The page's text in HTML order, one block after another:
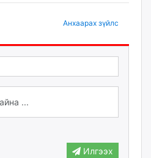
Анхаарах зүйлс
Илгээх